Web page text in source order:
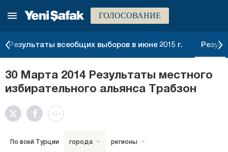
ГОЛОСОВАНИЕ
Результаты всеобщих выборов в июне 2015 г.
30 Марта 2014 Результаты местного
избирательного альянса Трабзон
По всей Турции города регионы